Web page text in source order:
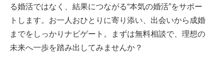
る婚活ではなく、結果につながる“本気の婚活”をサポー
トします。お一人おひとりに寄り添い、出会いから成婚
までをしっかりナビゲート。まずは無料相談で、理想の
未来へ一歩を踏み出してみませんか？